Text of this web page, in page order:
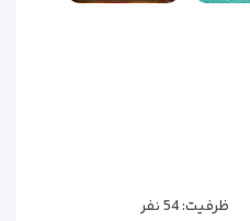
ظرفیت:54 نفر